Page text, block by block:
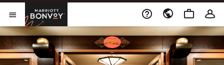
Skip to Content
메뉴 열기
Marriott Bonvoy